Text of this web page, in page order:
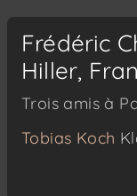
Frédéric
Hiller,
Trois amis à
Tobias Koch